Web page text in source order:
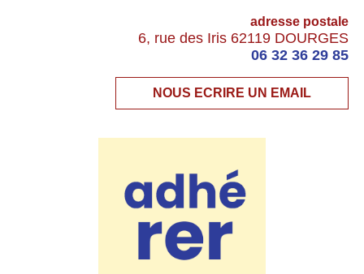
adresse postale
6, rue des Iris 62119 DOURGES
06 32 36 29 85
NOUS ECRIRE UN EMAIL